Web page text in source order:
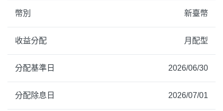
幣別 新臺幣
收益分配 月配型
分配基準日 2026/06/30
分配除息日 2026/07/01